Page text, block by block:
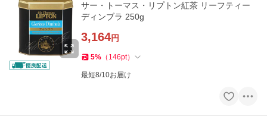
サー・トーマス・リプトン紅茶 リーフティー
ディンブラ 250g
3,164円
5% （ 146pt）
最短8/10お届け